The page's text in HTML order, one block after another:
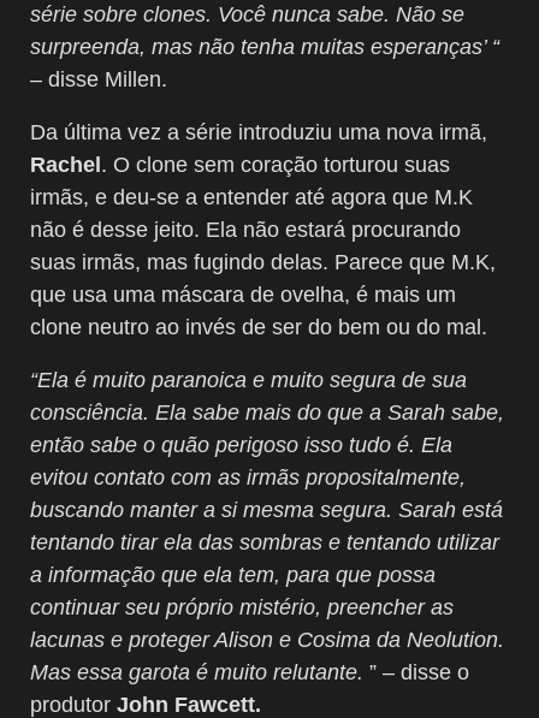
série sobre clones. Você nunca sabe. Não se
surpreenda, mas não tenha muitas esperanças’ “
– disse Millen.
Da última vez a série introduziu uma nova irmã,
Rachel. O clone sem coração torturou suas
irmãs, e deu-se a entender até agora que M.K
não é desse jeito. Ela não estará procurando
suas irmãs, mas fugindo delas. Parece que M.K,
que usa uma máscara de ovelha, é mais um
clone neutro ao invés de ser do bem ou do mal.
“Ela é muito paranoica e muito segura de sua
consciência. Ela sabe mais do que a Sarah sabe,
então sabe o quão perigoso isso tudo é. Ela
evitou contato com as irmãs propositalmente,
buscando manter a si mesma segura. Sarah está
tentando tirar ela das sombras e tentando utilizar
a informação que ela tem, para que possa
continuar seu próprio mistério, preencher as
lacunas e proteger Alison e Cosima da Neolution.
Mas essa garota é muito relutante. ” – disse o
produtor John Fawcett.